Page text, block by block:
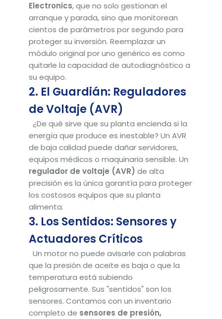
Electronics, que no solo gestionan el
arranque y parada, sino que monitorean
cientos de parámetros por segundo para
proteger su inversión. Reemplazar un
módulo original por uno genérico es como
quitarle la capacidad de autodiagnóstico a
su equipo.
2. El Guardián: Reguladores
de Voltaje (AVR)
¿De qué sirve que su planta encienda si la
energía que produce es inestable? Un AVR
de baja calidad puede dañar servidores,
equipos médicos o maquinaria sensible. Un
regulador de voltaje (AVR) de alta
precisión es la única garantía para proteger
los costosos equipos que su planta
alimenta.
3. Los Sentidos: Sensores y
Actuadores Críticos
Un motor no puede avisarle con palabras
que la presión de aceite es baja o que la
temperatura está subiendo
peligrosamente. Sus "sentidos" son los
sensores. Contamos con un inventario
completo de sensores de presión,